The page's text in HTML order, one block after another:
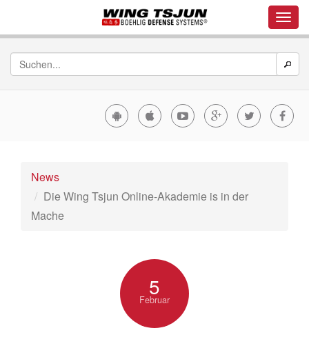
News
Die Wing Tsjun Online-Akademie is in der
Mache
5
Februar